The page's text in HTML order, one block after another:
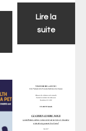
Lire la
suite